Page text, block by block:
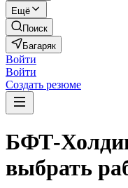
Ещё
Поиск
Багаряк
Войти
Войти
Создать резюме
БФТ-
выбрать